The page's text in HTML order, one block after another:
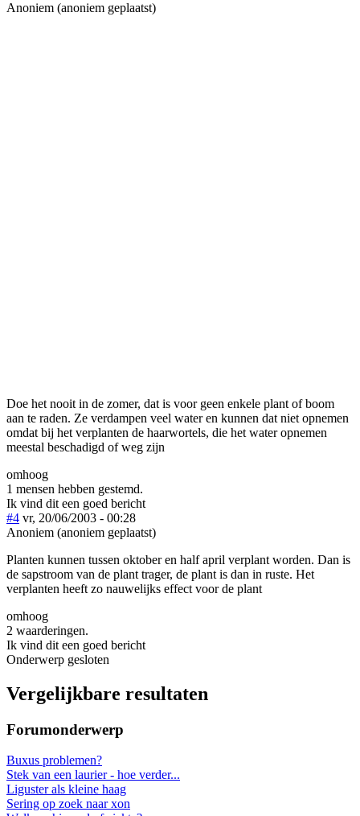
Anoniem (anoniem geplaatst)
Doe het nooit in de zomer, dat is voor geen enkele plant of boom
aan te raden. Ze verdampen veel water en kunnen dat niet opnemen
omdat bij het verplanten de haarwortels, die het water opnemen
meestal beschadigd of weg zijn
omhoog
1 mensen hebben gestemd.
Ik vind dit een goed bericht
#4 vr, 20/06/2003 - 00:28
Anoniem (anoniem geplaatst)
Planten kunnen tussen oktober en half april verplant worden. Dan is
de sapstroom van de plant trager, de plant is dan in ruste. Het
verplanten heeft zo nauwelijks effect voor de plant
omhoog
2 waarderingen.
Ik vind dit een goed bericht
Onderwerp gesloten
Vergelijkbare resultaten
Forumonderwerp
Buxus problemen?
Stek van een laurier - hoe verder...
Liguster als kleine haag
Sering op zoek naar xon